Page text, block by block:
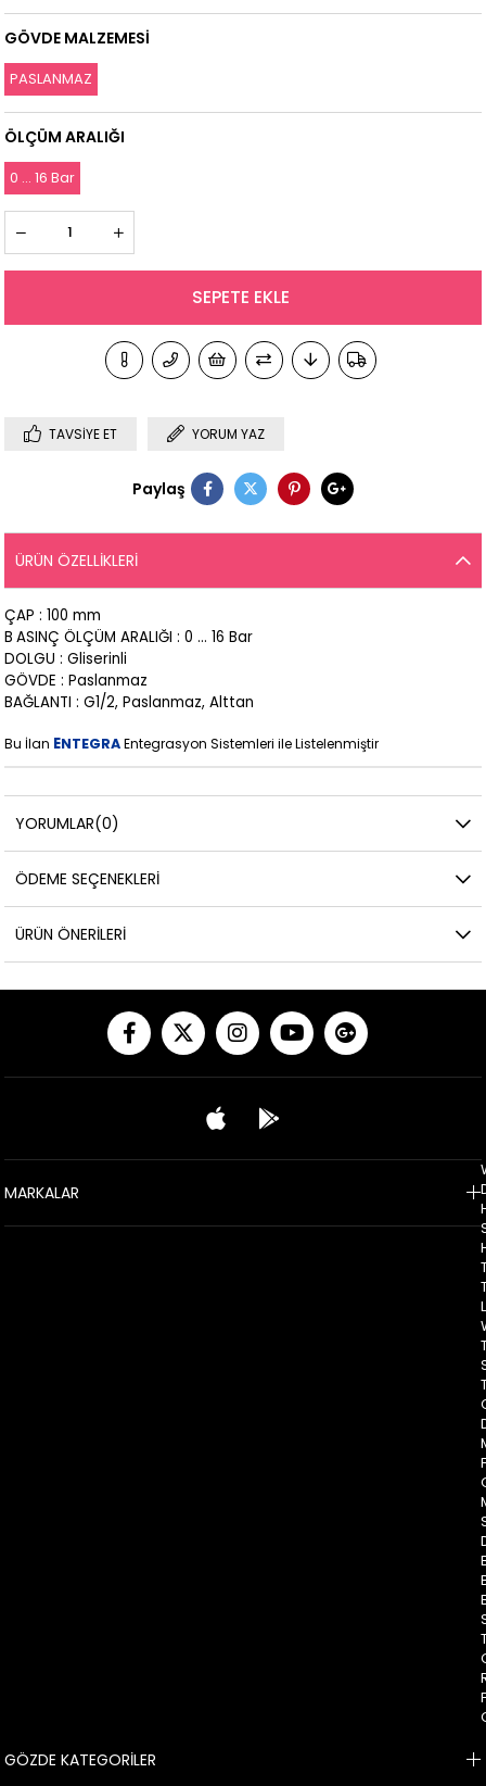
GÖVDE MALZEMESİ
PASLANMAZ
ÖLÇÜM ARALIĞI
0 ... 16 Bar
TAVSIYE ET YORUM YAZ
Paylaş
ÜRÜN ÖZELLIKLERI
ÇAP : 100 mm
B ASINÇ ÖLÇÜM ARALIĞI : 0 ... 16 Bar
DOLGU : Gliserinli
GÖVDE : Paslanmaz
BAĞLANTI : G1/2, Paslanmaz, Alttan
Bu İlan ENTEGRAEntegrasyon Sistemleri ile Listelenmiştir
YORUMLAR(0)
ÖDEME SEÇENEKLERI
ÜRÜN ÖNERILERI
MARKALAR
GÖZDE KATEGORİLER